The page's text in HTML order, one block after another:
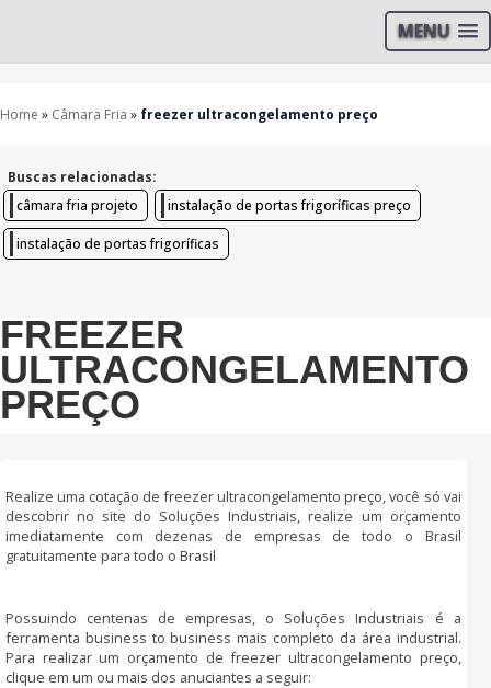
MENU
Home » Câmara Fria » freezer ultracongelamento preço
Buscas relacionadas:
câmara fria projeto
instalação de portas frigoríficas preço
instalação de portas frigoríficas
FREEZER
ULTRACONGELAMENTO
PREÇO
Realize uma cotação de freezer ultracongelamento preço, você só vai
descobrir no site do Soluções Industriais, realize um orçamento
imediatamente com dezenas de empresas de todo o Brasil
gratuitamente para todo o Brasil
Possuindo centenas de empresas, o Soluções Industriais é a
ferramenta business to business mais completo da área industrial.
Para realizar um orçamento de freezer ultracongelamento preço,
clique em um ou mais dos anuciantes a seguir: